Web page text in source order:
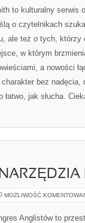
to kulturalny serwis
o czytelnikach
ale też o tych, którzy
w którym
a nowości
charakter bez
jak słucha.
MOŻLIWOŚĆ
Anglistów to